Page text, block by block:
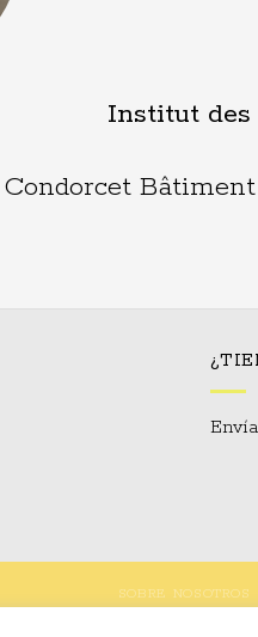
Institut des
SOBRE NOSOTROS